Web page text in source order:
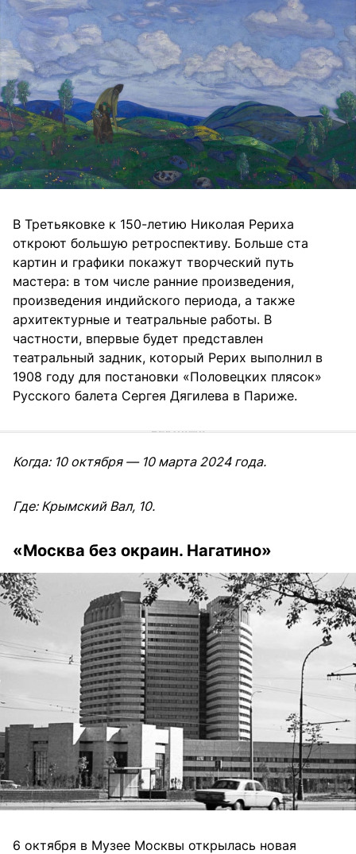
В Третьяковке к 150-летию Николая Рериха
откроют большую ретроспективу. Больше ста
картин и графики покажут творческий путь
мастера: в том числе ранние произведения,
произведения индийского периода, а также
архитектурные и театральные работы. В
частности, впервые будет представлен
театральный задник, который Рерих выполнил в
1908 году для постановки «Половецких плясок»
Русского балета Сергея Дягилева в Париже.
Когда: 10 октября — 10 марта 2024 года.
Где: Крымский Вал, 10.
«Москва без окраин. Нагатино»
6 октября в Музее Москвы открылась новая